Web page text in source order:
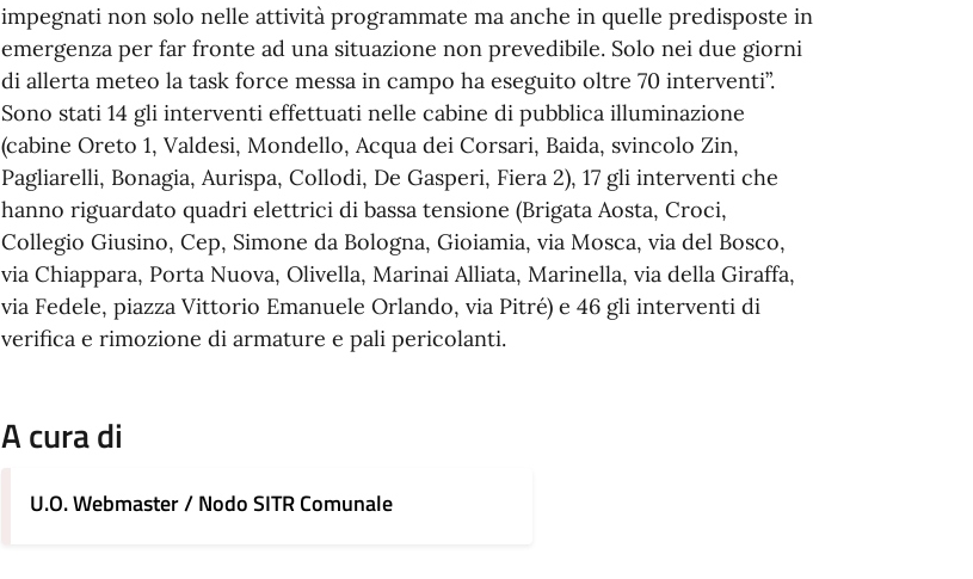
impegnati non solo nelle attività programmate ma anche in quelle predisposte in
emergenza per far fronte ad una situazione non prevedibile. Solo nei due giorni
di allerta meteo la task force messa in campo ha eseguito oltre 70 interventi”.
Sono stati 14 gli interventi effettuati nelle cabine di pubblica illuminazione
(cabine Oreto 1, Valdesi, Mondello, Acqua dei Corsari, Baida, svincolo Zin,
Pagliarelli, Bonagia, Aurispa, Collodi, De Gasperi, Fiera 2), 17 gli interventi che
hanno riguardato quadri elettrici di bassa tensione (Brigata Aosta, Croci,
Collegio Giusino, Cep, Simone da Bologna, Gioiamia, via Mosca, via del Bosco,
via Chiappara, Porta Nuova, Olivella, Marinai Alliata, Marinella, via della Giraffa,
via Fedele, piazza Vittorio Emanuele Orlando, via Pitré) e 46 gli interventi di
verifica e rimozione di armature e pali pericolanti.
A cura di
U.O. Webmaster / Nodo SITR Comunale